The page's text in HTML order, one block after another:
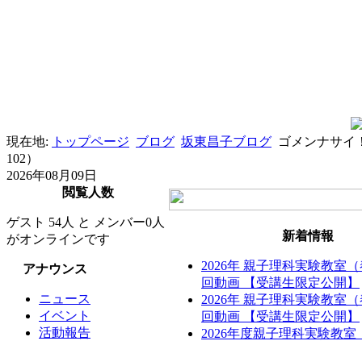
現在地: トップページ ブログ 坂東昌子ブログ ゴメンナサイ
102）
2026年08月09日
閲覧人数
ゲスト 54人 と メンバー0人
がオンラインです
アナウンス
ニュース
イベント
活動報告
新着情報
2026年 親子理科実験教室
回動画 【受講生限定公開】
2026年 親子理科実験教室
回動画 【受講生限定公開】
2026年度親子理科実験教室